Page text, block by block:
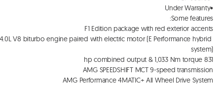
V8 biturbo engine paired with electric motor (E Performance hybrid